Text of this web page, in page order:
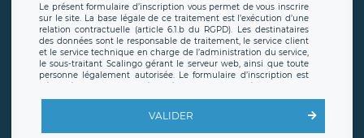
Le présent formulaire d’inscription vous permet de vous inscrire
sur le site. La base légale de ce traitement est l’exécution d’une
relation contractuelle (article 6.1.b du RGPD). Les destinataires
des données sont le responsable de traitement, le service client
et le service technique en charge de l’administration du service,
le sous-traitant Scalingo gérant le serveur web, ainsi que toute
personne légalement autorisée. Le formulaire d’inscription est
hébergé sur un serveur hébergé par Scalingo, basé en France et
offrant desclauses de protection conformes au RGPD. Les
en sollicite la suppression, étant entendu que vous pouvez
demander la suppression de vos données et retirer votre
VALIDER